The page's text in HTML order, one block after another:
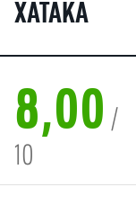
XATAKA
8,00 /
10